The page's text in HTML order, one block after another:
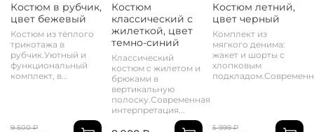
Костюм в рубчик,
цвет бежевый
Костюм из тёплого
трикотажа в
рубчик.Уютный и
функциональный
комплект, в...
9 500 ₽
Костюм
классический с
жилеткой, цвет
темно-синий
Классический
костюм с жилетом и
брюками в
вертикальную
полоску.Современная
интерпретация...
Костюм летний,
цвет черный
Комплект из
мягкого денима:
жакет и шорты с
хлопковым
5 999 ₽